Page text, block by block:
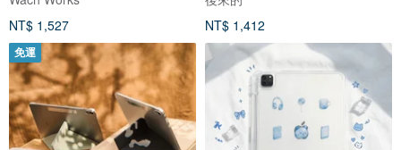
NT$ 1,527
NT$ 1,412
免運